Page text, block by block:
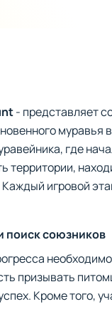
- представляет
где
территории,
игровой
поиск союзников
призывать
Кроме того,